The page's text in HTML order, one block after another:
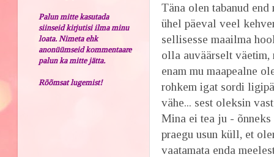
Täna olen tabanud
ühel päeval veel
sellisesse maailma
olla auväärselt väetim,
enam mu maapealne
rohkem igat sordi
vähe... sest oleksin
Mina ei tea ju -
praegu usun küll, et
vaatamata enda
Palun mitte kasutada
siinseid kirjutisi ilma minu
loata. Nimeta ehk
anonüümseid kommentaare
palun ka mitte jätta.
Rõõmsat lugemist!